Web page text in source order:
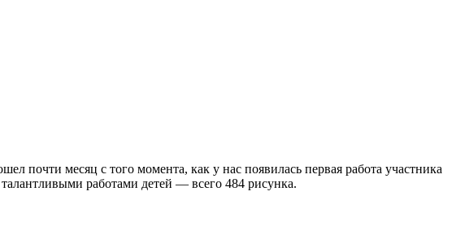
месяц с того момента, как у нас появилась первая работа участника
работами детей — всего 484 рисунка.